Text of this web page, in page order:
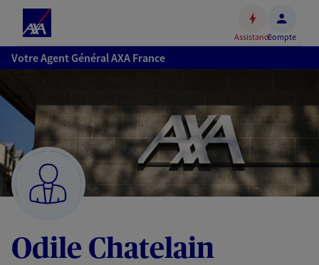
Accéder
au
Accéder
au
pied
de
page
AssistanceCompte
Votre Agent Général AXA France
Odile Chatelain